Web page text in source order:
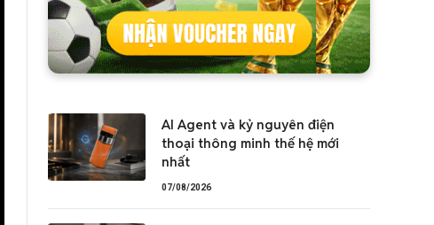
AI Agent và kỷ nguyên điện
thoại thông minh thế hệ mới
nhất
07/08/2026